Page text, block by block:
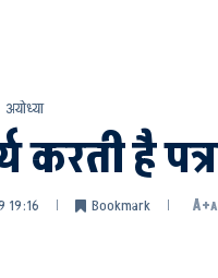
अयोध्या
है
19:16 Bookmark A+